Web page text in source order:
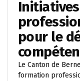
pour le
Le Canton de
formation